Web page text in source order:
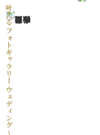
フォトギャラリー ウェディング